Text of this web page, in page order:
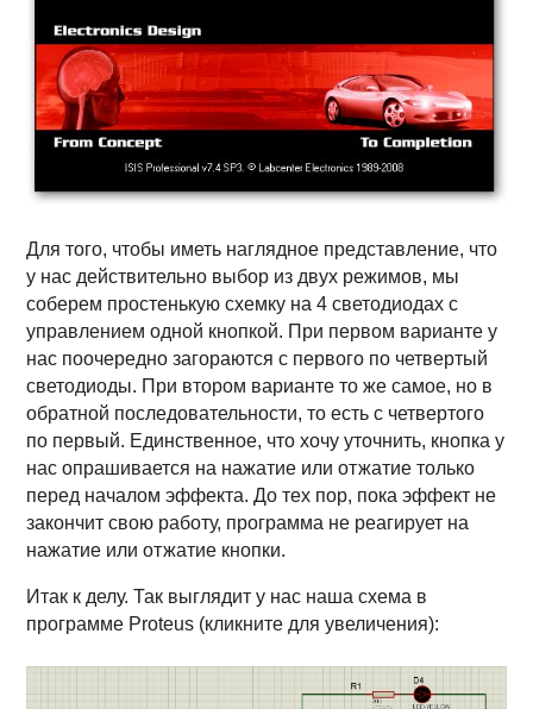
Для того, чтобы иметь наглядное представление, что
у нас действительно выбор из двух режимов, мы
соберем простенькую схемку на 4 светодиодах с
управлением одной кнопкой. При первом варианте у
нас поочередно загораются с первого по четвертый
светодиоды. При втором варианте то же самое, но в
обратной последовательности, то есть с четвертого
по первый. Единственное, что хочу уточнить, кнопка у
нас опрашивается на нажатие или отжатие только
перед началом эффекта. До тех пор, пока эффект не
закончит свою работу, программа не реагирует на
нажатие или отжатие кнопки.
Итак к делу. Так выглядит у нас наша схема в
программе Proteus (кликните для увеличения):